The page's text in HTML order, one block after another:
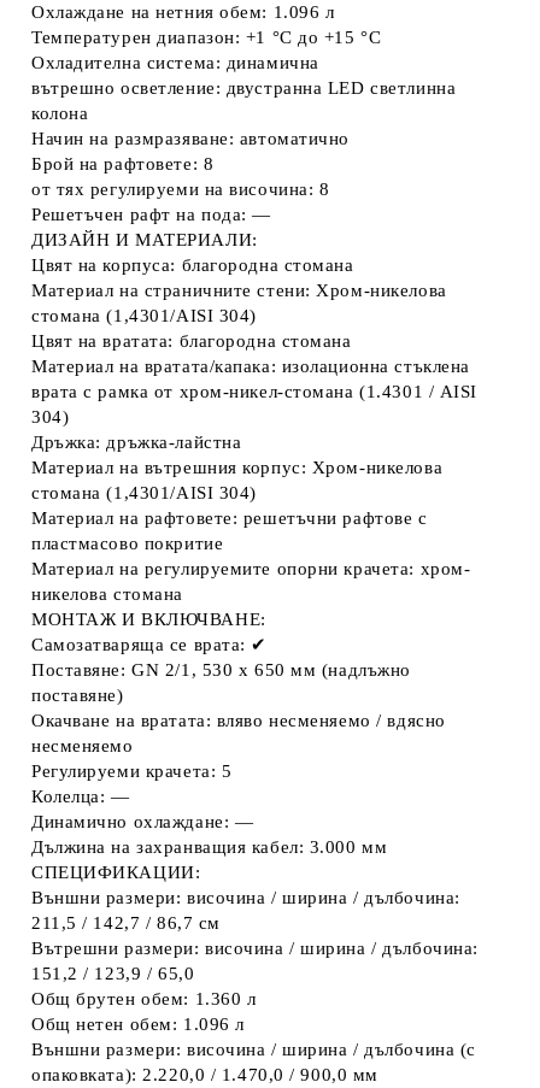
Охлаждане на нетния обем: 1.096 л
Температурен диапазон: +1 °C до +15 °C
Охладителна система: динамична
вътрешно осветление: двустранна LED светлинна
колона
Начин на размразяване: автоматично
Брой на рафтовете: 8
от тях регулируеми на височина: 8
Решетъчен рафт на пода: —
ДИЗАЙН И МАТЕРИАЛИ:
Цвят на корпуса: благородна стомана
Материал на страничните стени: Хром-никелова
стомана (1,4301/AISI 304)
Цвят на вратата: благородна стомана
Материал на вратата/капака: изолационна стъклена
врата с рамка от хром-никел-стомана (1.4301 / AISI
304)
Дръжка: дръжка-лайстна
Материал на вътрешния корпус: Хром-никелова
стомана (1,4301/AISI 304)
Материал на рафтовете: решетъчни рафтове с
пластмасово покритие
Материал на регулируемите опорни крачета: хром-
никелова стомана
МОНТАЖ И ВКЛЮЧВАНЕ:
Самозатваряща се врата: ✔
Поставяне: GN 2/1, 530 x 650 мм (надлъжно
поставяне)
Окачване на вратата: вляво несменяемо / вдясно
несменяемо
Регулируеми крачета: 5
Колелца: —
Динамично охлаждане: —
Дължина на захранващия кабел: 3.000 мм
СПЕЦИФИКАЦИИ:
Външни размери: височина / ширина / дълбочина:
211,5 / 142,7 / 86,7 см
Вътрешни размери: височина / ширина / дълбочина:
151,2 / 123,9 / 65,0
Общ брутен обем: 1.360 л
Общ нетен обем: 1.096 л
Външни размери: височина / ширина / дълбочина (с
опаковката): 2.220,0 / 1.470,0 / 900,0 мм